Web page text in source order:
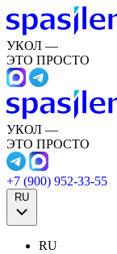
УКОЛ —
ЭТО ПРОСТО
УКОЛ —
ЭТО ПРОСТО
+7 (900) 952-33-55
RU
RU